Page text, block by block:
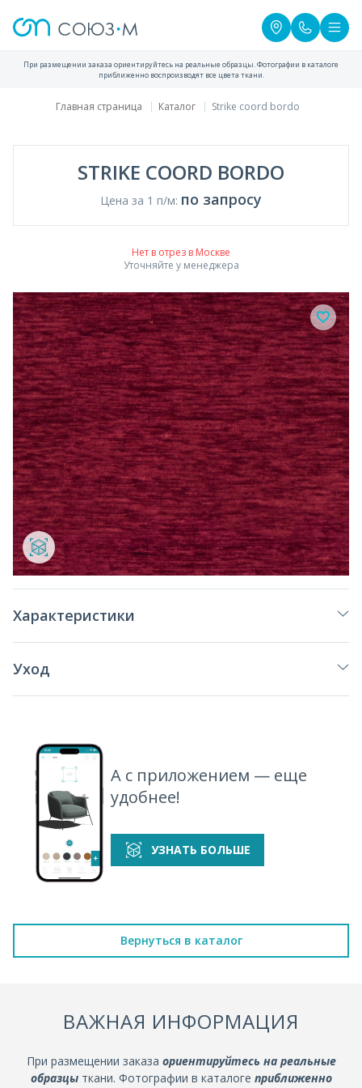
При размещении заказа ориентируйтесь на реальные образцы. Фотографии в каталоге
приближенно воспроизводят все цвета ткани.
Главная страница Каталог Strike coord bordo
STRIKE COORD BORDO
Цена за 1 п/м: по запросу
Нет в отрез в Москве
Уточняйте у менеджера
Характеристики
Уход
А с приложением — еще
удобнее!
УЗНАТЬ БОЛЬШЕ
Вернуться в каталог
ВАЖНАЯ ИНФОРМАЦИЯ
При размещении заказа ориентируйтесь на реальные
образцыткани. Фотографии в каталоге приближенно